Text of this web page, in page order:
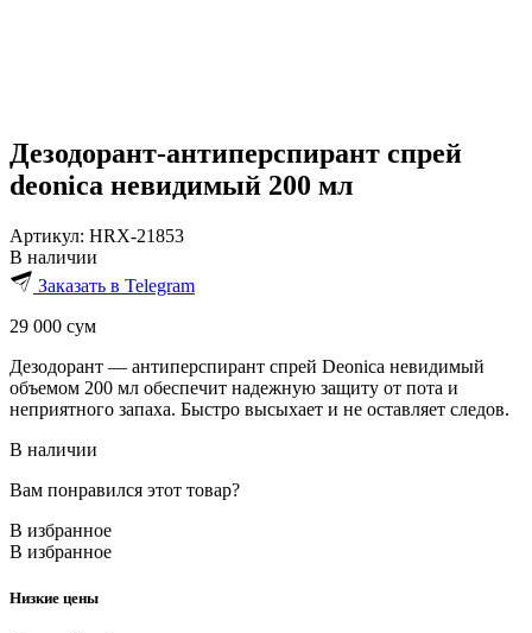
Дезодорант-антиперспирант спрей
deonica невидимый 200 мл
Артикул: HRX-21853
В наличии
Заказать в Telegram
29 000 сум
Дезодорант — антиперспирант спрей Deonica невидимый
объемом 200 мл обеспечит надежную защиту от пота и
неприятного запаха. Быстро высыхает и не оставляет следов.
В наличии
Вам понравился этот товар?
В избранное
В избранное
Низкие цены